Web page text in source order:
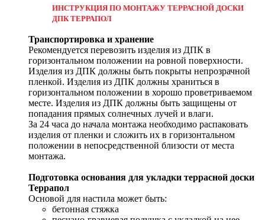
ИНСТРУКЦИЯ ПО МОНТАЖУ ТЕРРАСНОЙ ДОСКИ
ДПК ТЕРРАПОЛ
Транспортировка и хранение
Рекомендуется перевозить изделия из ДПК в
горизонтальном положении на ровной поверхности.
Изделия из ДПК должны быть покрыты непрозрачной
пленкой. Изделия из ДПК должны храниться в
горизонтальном положении в хорошо проветриваемом
месте. Изделия из ДПК должны быть защищены от
попадания прямых солнечных лучей и влаги.
За 24 часа до начала монтажа необходимо распаковать
изделия от пленки и сложить их в горизонтальном
положении в непосредственной близости от места
монтажа.
Подготовка основания для укладки террасной доски
Террапол
Основой для настила может быть:
бетонная стяжка